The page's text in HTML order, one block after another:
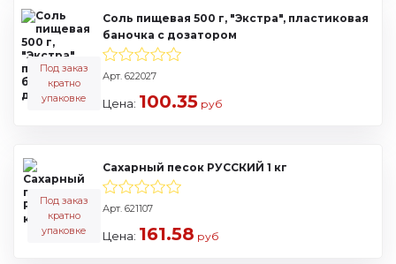
Соль пищевая 500 г, "Экстра", пластиковая
баночка с дозатором
Арт. 622027
Под заказ
кратно
упаковке
Цена: 100.35 руб
Сахарный песок РУССКИЙ 1 кг
Арт. 621107
Под заказ
кратно
упаковке
Цена: 161.58 руб